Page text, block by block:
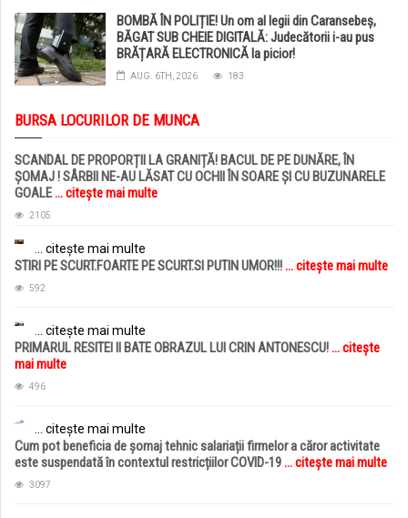
BOMBĂ ÎN POLIȚIE! Un om al legii din Caransebeș,
BĂGAT SUB CHEIE DIGITALĂ: Judecătorii i-au pus
BRĂȚARĂ ELECTRONICĂ la picior!
AUG. 6TH, 2026 183
BURSA LOCURILOR DE MUNCA
SCANDAL DE PROPORȚII LA GRANIȚĂ! BACUL DE PE DUNĂRE, ÎN
ȘOMAJ ! SÂRBII NE-AU LĂSAT CU OCHII ÎN SOARE ȘI CU BUZUNARELE
GOALE... citește mai multe
2105
... citește mai multe
STIRI PE SCURT.FOARTE PE SCURT.SI PUTIN UMOR!!!... citește mai multe
592
... citește mai multe
PRIMARUL RESITEI II BATE OBRAZUL LUI CRIN ANTONESCU!... citește
mai multe
496
... citește mai multe
Cum pot beneficia de șomaj tehnic salariații firmelor a căror activitate
este suspendată în contextul restricțiilor COVID-19... citește mai multe
3097